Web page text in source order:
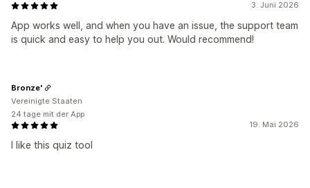
3. Juni 2026
App works well, and when you have an issue, the support team
is quick and easy to help you out. Would recommend!
19. Mai 2026
I like this quiz tool
Bronze'
Vereinigte Staaten
24 tage mit der App